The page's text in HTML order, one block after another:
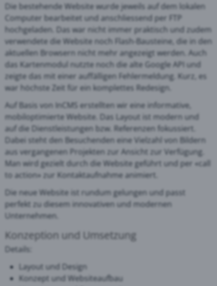
Die bestehende Website wurde jeweils auf dem lokalen
Computer bearbeitet und anschliessend per FTP
hochgeladen. Das war nicht immer praktisch und zudem
verwendete die Website noch Flash-Bausteine, die in den
aktuellen Browsern nicht mehr angezeigt werden. Auch
das Kartenmodul nutzte noch die alte Google API und
zeigte das mit einer auffälligen Fehlermeldung. Kurz, es
war höchste Zeit für ein komplettes Redesign.
Auf Basis von InCMS erstellten wir eine informative,
mobiloptimierte Website. Das Layout ist modern und
auf die Dienstleistungen bzw. Referenzen fokussiert.
Dabei steht den Besuchenden eine Vielzahl von Bildern
aus vergangenen Projekten zur Ansicht zur Verfügung.
Man wird gezielt durch die Website geführt und per «call
to action» zur Kontaktaufnahme animiert.
Die neue Website ist rundum gelungen und passt
perfekt zu diesem innovativen und modernen
Unternehmen.
Konzeption und Umsetzung
Details:
Layout und Design
Konzept und Websiteaufbau